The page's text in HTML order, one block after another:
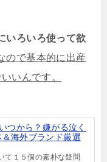
いろいろ使って欲
ので基本的に出産
いんです。
つから？嫌がる泣く
海外ブランド厳選
て１５個の素朴な疑問